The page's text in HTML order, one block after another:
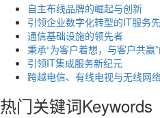
自主布线品牌的崛起与创新
引领企业数字化转型的IT服务
通信基础设施的领先者
秉承“为客户着想，与客户共赢
引领IT集成服务新纪元
跨越电信、有线电视与无线网
热门关键词Keywords